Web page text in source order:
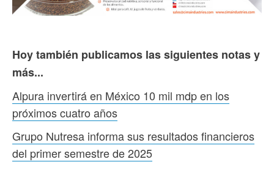
Hoy también publicamos las siguientes notas y
más...
Alpura invertirá en México 10 mil mdp en los
próximos cuatro años
Grupo Nutresa informa sus resultados financieros
del primer semestre de 2025